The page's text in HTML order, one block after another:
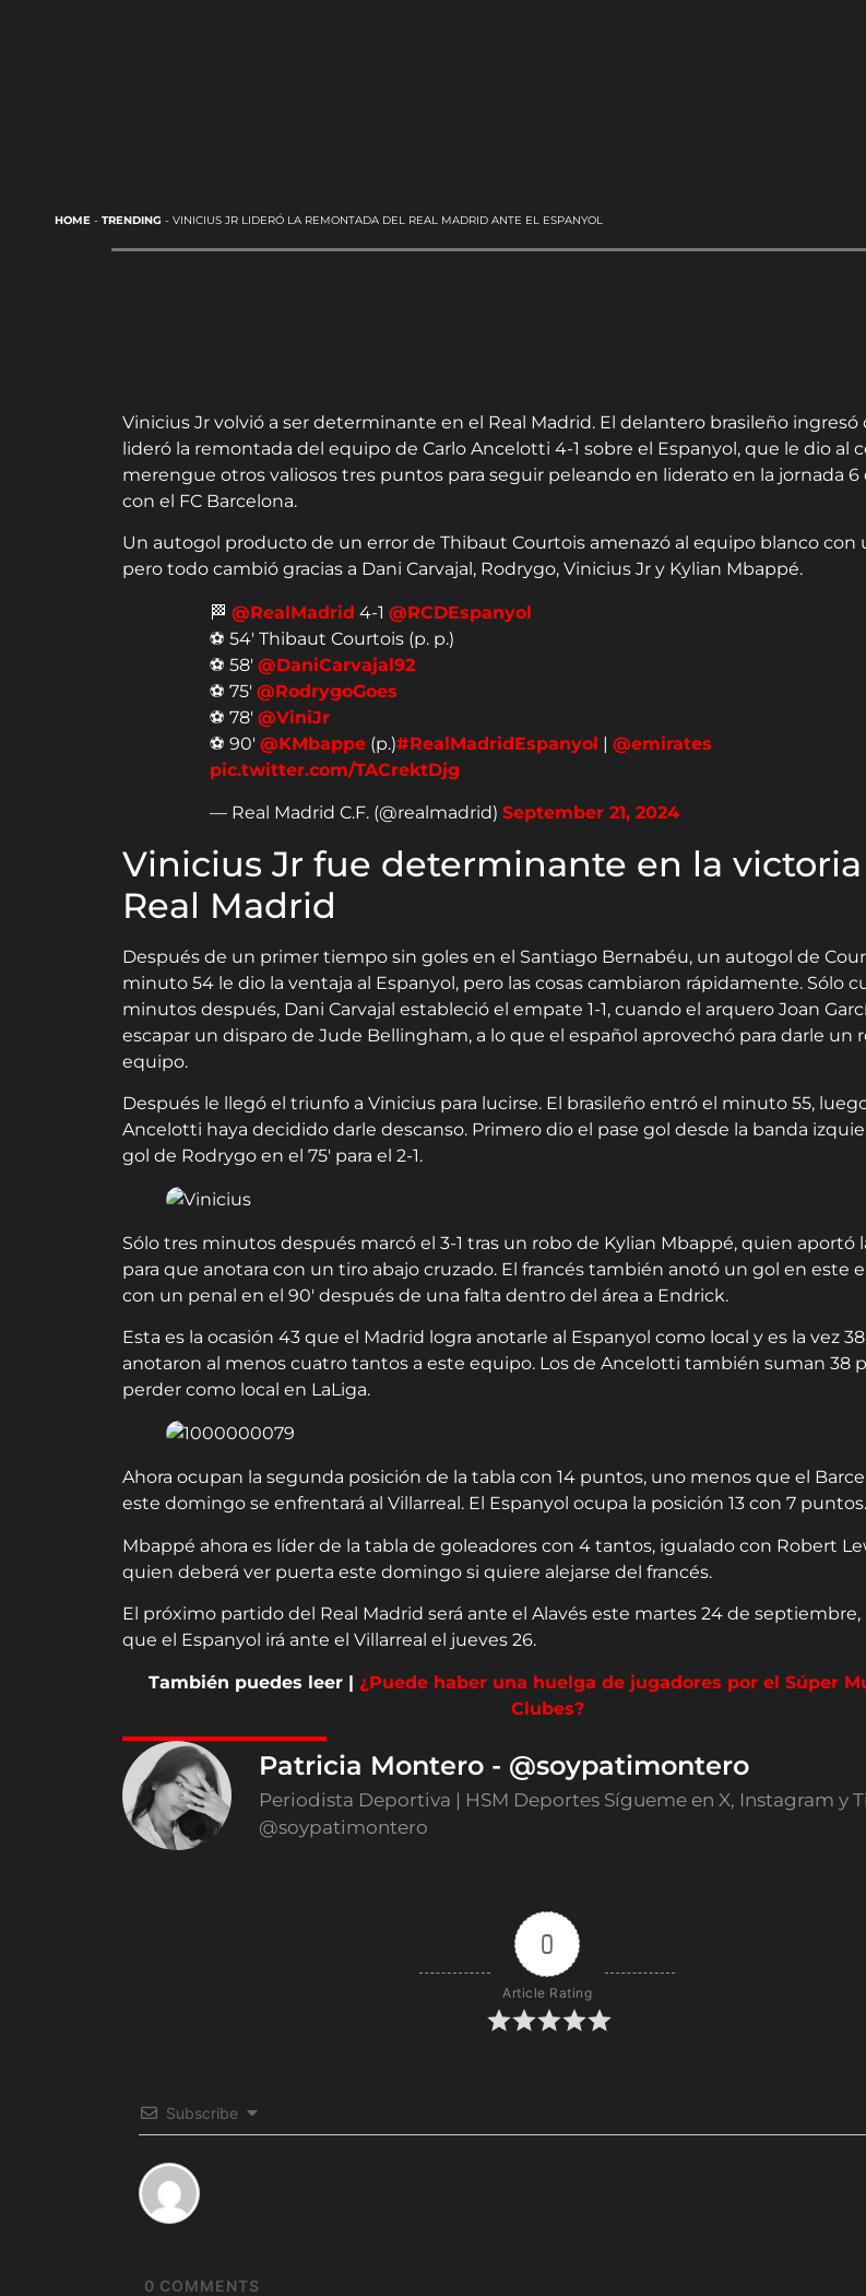
HOME- TRENDING - VINICIUS JR LIDERÓ LA REMONTADA DEL REAL MADRID ANTE EL ESPANYOL
Vinicius Jr volvió a ser determinante en el Real Madrid. El delantero brasileño ingresó
lideró la remontada del equipo de Carlo Ancelotti 4-1 sobre el Espanyol, que le dio al
merengue otros valiosos tres puntos para seguir peleando en liderato en la jornada 6
con el FC Barcelona.
Un autogol producto de un error de Thibaut Courtois amenazó al equipo blanco con
pero todo cambió gracias a Dani Carvajal, Rodrygo, Vinicius Jr y Kylian Mbappé.
🏁 @RealMadrid 4-1 @RCDEspanyol
⚽ 54' Thibaut Courtois (p. p.)
⚽ 58' @DaniCarvajal92
⚽ 75' @RodrygoGoes
⚽ 78' @ViniJr
⚽ 90' @KMbappe (p.)#RealMadridEspanyol | @emirates
pic.twitter.com/TACrektDjg
— Real Madrid C.F. (@realmadrid) September 21, 2024
Vinicius Jr fue determinante en la
Real Madrid
Después de un primer tiempo sin goles en el Santiago Bernabéu, un autogol de
minuto 54 le dio la ventaja al Espanyol, pero las cosas cambiaron rápidamente. Sólo
minutos después, Dani Carvajal estableció el empate 1-1, cuando el arquero Joan
escapar un disparo de Jude Bellingham, a lo que el español aprovechó para darle un
equipo.
Después le llegó el triunfo a Vinicius para lucirse. El brasileño entró el minuto 55,
Ancelotti haya decidido darle descanso. Primero dio el pase gol desde la banda
gol de Rodrygo en el 75′ para el 2-1.
Sólo tres minutos después marcó el 3-1 tras un robo de Kylian Mbappé, quien aportó
para que anotara con un tiro abajo cruzado. El francés también anotó un gol en este
con un penal en el 90′ después de una falta dentro del área a Endrick.
Esta es la ocasión 43 que el Madrid logra anotarle al Espanyol como local y es la vez
anotaron al menos cuatro tantos a este equipo. Los de Ancelotti también suman 38
perder como local en LaLiga.
Ahora ocupan la segunda posición de la tabla con 14 puntos, uno menos que el
este domingo se enfrentará al Villarreal. El Espanyol ocupa la posición 13 con 7 puntos.
Mbappé ahora es líder de la tabla de goleadores con 4 tantos, igualado con Robert
quien deberá ver puerta este domingo si quiere alejarse del francés.
El próximo partido del Real Madrid será ante el Alavés este martes 24 de
que el Espanyol irá ante el Villarreal el jueves 26.
También puedes leer | ¿Puede haber una huelga de jugadores por el Súper
Clubes?
Patricia Montero - @soypatimontero
Periodista Deportiva | HSM Deportes Sígueme en X, Instagram y
@soypatimontero
0
Article Rating
Subscribe
0 COMMENTS